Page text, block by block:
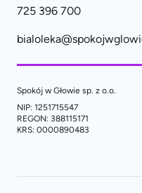
725 396 700
Spokój w Głowie sp. z o.o.
NIP: 1251715547
REGON: 388115171
KRS: 0000890483